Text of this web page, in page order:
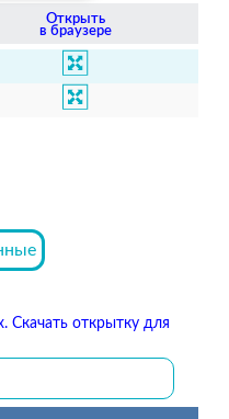
Открыть
в браузере
Скачать открытку для